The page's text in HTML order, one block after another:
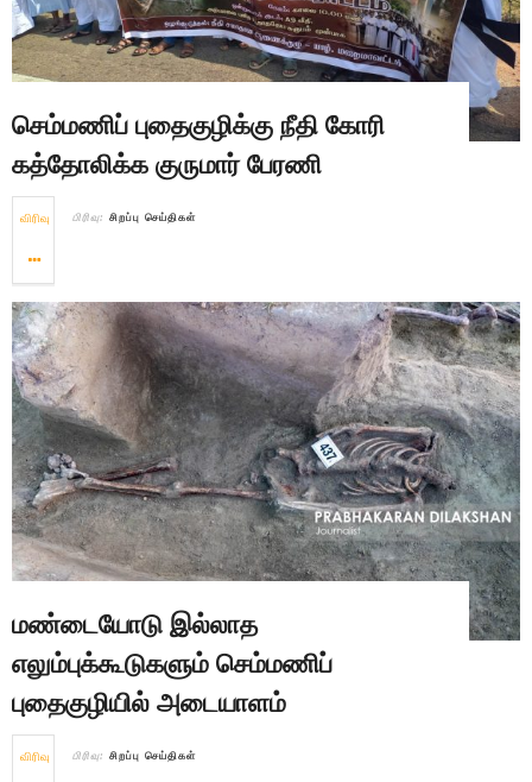
செம்மணிப் புதைகுழிக்கு நீதி கோரி
கத்தோலிக்க குருமார் பேரணி
விரிவு பிரிவு: சிறப்பு செய்திகள்
மண்டையோடு இல்லாத
எலும்புக்கூடுகளும் செம்மணிப்
புதைகுழியில் அடையாளம்
விரிவு பிரிவு: சிறப்பு செய்திகள்